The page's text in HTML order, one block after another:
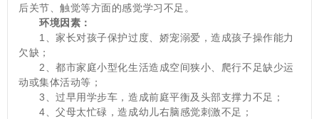
后关节、触觉等方面的感觉学习不足。
环境因素：
1、家长对孩子保护过度、娇宠溺爱，造成孩子操作能力
欠缺；
2、都市家庭小型化生活造成空间狭小、爬行不足缺少运
动或集体活动等；
3、过早用学步车，造成前庭平衡及头部支撑力不足；
4、父母太忙碌，造成幼儿右脑感觉刺激不足；